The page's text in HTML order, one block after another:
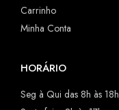
Carrinho
Minha Conta
HORÁRIO
Seg à Qui das 8h às 18h